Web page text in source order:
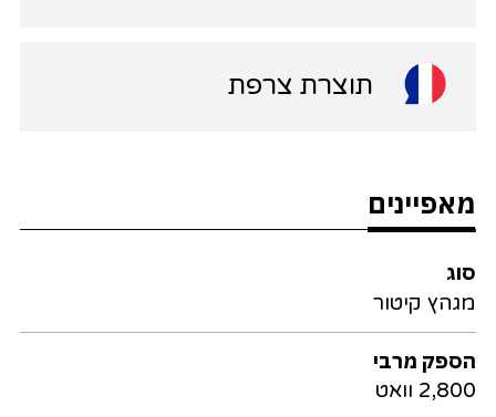
תוצרת צרפת
מאפיינים
סוג
מגהץ קיטור
הספק מרבי
2,800 וואט